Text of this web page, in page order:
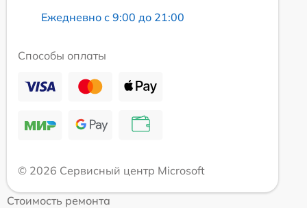
Ежедневно с 9:00 до 21:00
Способы оплаты
© 2026 Сервисный центр Microsoft
Стоимость ремонта